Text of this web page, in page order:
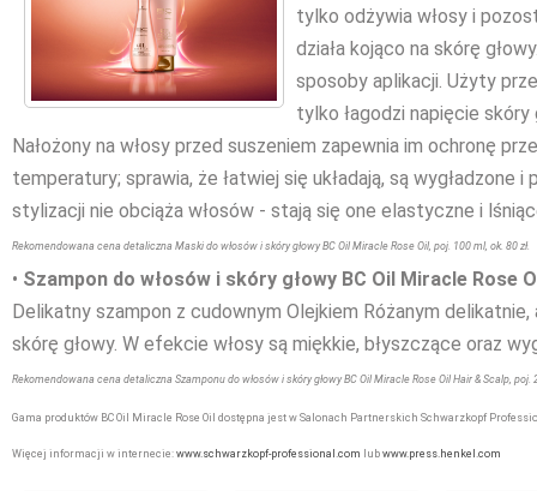
tylko odżywia włosy i
działa kojąco na skórę
sposoby aplikacji. Użyty
tylko łagodzi napięcie
Nałożony na włosy przed suszeniem zapewnia im ochronę
temperatury; sprawia, że łatwiej się układają, są wygładzone
stylizacji nie obciąża włosów - stają się one elastyczne i
Rekomendowana cena detaliczna Maski do włosów i skóry głowy BC Oil Miracle Rose Oil, poj. 100 ml, ok. 80 zł.
• Szampon do włosów i skóry głowy BC Oil Miracle Rose
Delikatny szampon z cudownym Olejkiem Różanym
skórę głowy. W efekcie włosy są miękkie, błyszczące oraz
Rekomendowana cena detaliczna Szamponu do włosów i skóry głowy BC Oil Miracle Rose Oil Hair & Scalp, poj.
Gama produktów BC Oil Miracle Rose Oil dostępna jest w Salonach Partnerskich Schwarzkopf
Więcej informacji w internecie: www.schwarzkopf-professional.com lub www.press.henkel.com